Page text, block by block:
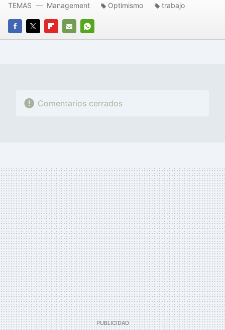
FACEBOOK
TWITTERFLIPBOARD
E-
WHATSAPP
TEMAS Management Optimismo trabajo
Comentarios cerrados